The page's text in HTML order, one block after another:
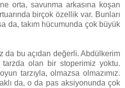
orta, savunma arkasına koşan
birçok özellik var. Bunları
da, takım hücumunda çok büyük
da bu açıdan değerli. Abdülkerim
tarzda olan bir stoperimiz yoktu.
tarzıyla, olmazsa olmazımız.
da, o da pas aksiyonunda çok